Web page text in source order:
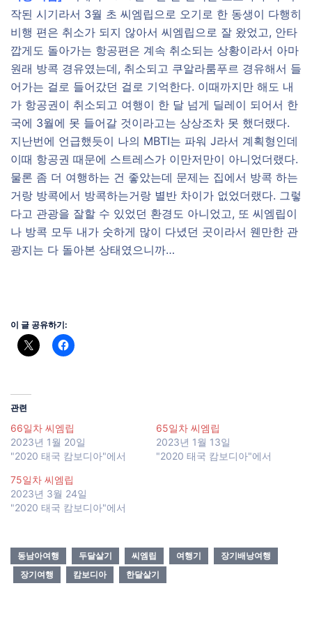
작된 시기라서 3월 초 씨엠립으로 오기로 한 동생이 다행히
비행 편은 취소가 되지 않아서 씨엠립으로 잘 왔었고, 안타
깝게도 돌아가는 항공편은 계속 취소되는 상황이라서 아마
원래 방콕 경유였는데, 취소되고 쿠알라룸푸르 경유해서 들
어가는 걸로 들어갔던 걸로 기억한다. 이때까지만 해도 내
가 항공권이 취소되고 여행이 한 달 넘게 딜레이 되어서 한
국에 3월에 못 들어갈 것이라고는 상상조차 못 했더랬다.
지난번에 언급했듯이 나의 MBTI는 파워 J라서 계획형인데
이때 항공권 때문에 스트레스가 이만저만이 아니었더랬다.
물론 좀 더 여행하는 건 좋았는데 문제는 집에서 방콕 하는
거랑 방콕에서 방콕하는거랑 별반 차이가 없었더랬다. 그렇
다고 관광을 잘할 수 있었던 환경도 아니었고, 또 씨엠립이
나 방콕 모두 내가 숫하게 많이 다녔던 곳이라서 웬만한 관
광지는 다 돌아본 상태였으니까…
이 글 공유하기:
관련
66일차 씨엠립
2023년 1월 20일
"2020 태국 캄보디아"에서
65일차 씨엠립
2023년 1월 13일
"2020 태국 캄보디아"에서
75일차 씨엠립
2023년 3월 24일
"2020 태국 캄보디아"에서
동남아여행 두달살기 씨엠립 여행기
장기배낭여행
장기여행
캄보디아 한달살기